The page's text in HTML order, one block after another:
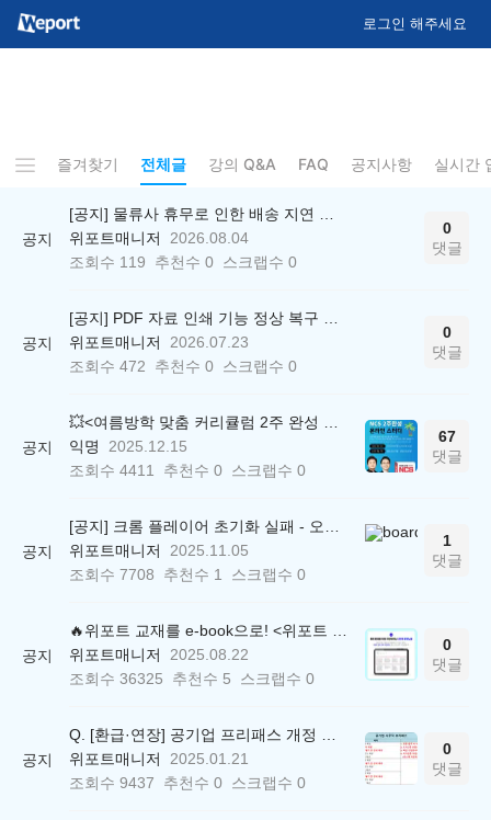
로그인 해주세요
즐겨찾기 전체글 강의 Q&A FAQ 공지사항 실시간
공지
위포트매니저
2026.08.04
조회수 119 추천수 0 스크랩수 0
0
댓글
공지
위포트매니저
2026.07.23
조회수 472 추천수 0 스크랩수 0
0
댓글
공지
익명
2025.12.15
조회수 4411 추천수 0 스크랩수 0
67
댓글
공지
위포트매니저
2025.11.05
조회수 7708 추천수 1 스크랩수 0
1
댓글
공지
위포트매니저
2025.08.22
조회수 36325 추천수 5 스크랩수 0
0
댓글
공지
위포트매니저
2025.01.21
조회수 9437 추천수 0 스크랩수 0
0
댓글